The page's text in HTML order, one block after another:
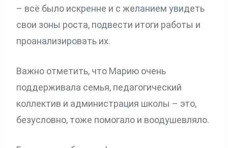
– всё было искренне и с желанием увидеть
свои зоны роста, подвести итоги работы и
проанализировать их.
Важно отметить, что Марию очень
поддерживала семья, педагогический
коллектив и администрация школы – это,
безусловно, тоже помогало и воодушевляло.